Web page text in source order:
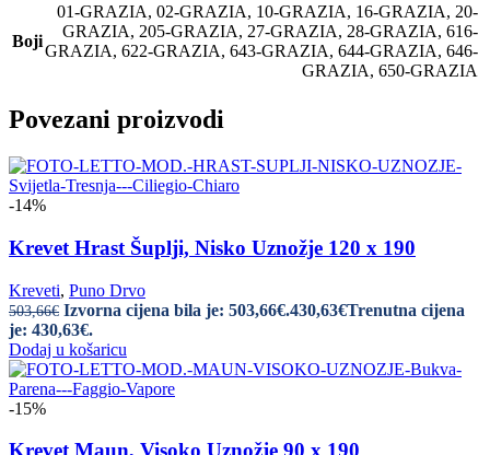
Boji
01-GRAZIA, 02-GRAZIA, 10-GRAZIA, 16-GRAZIA, 20-
GRAZIA, 205-GRAZIA, 27-GRAZIA, 28-GRAZIA, 616-
GRAZIA, 622-GRAZIA, 643-GRAZIA, 644-GRAZIA, 646-
GRAZIA, 650-GRAZIA
Povezani proizvodi
-14%
Krevet Hrast Šuplji, Nisko Uznožje 120 x 190
Kreveti, Puno Drvo
503,66€ Izvorna cijena bila je: 503,66€.430,63€Trenutna cijena
je: 430,63€.
Dodaj u košaricu
-15%